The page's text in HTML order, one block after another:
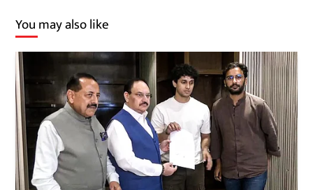
You may also like